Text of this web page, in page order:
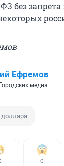
без
Ефремов
медиа
доллара
0